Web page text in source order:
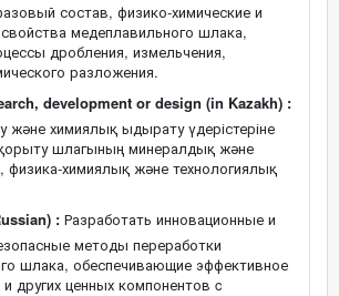
состав, физико-химические и
свойства медеплавильного шлака,
дробления, измельчения,
разложения.
development or design (in Kazakh) :
және химиялық ыдырату үдерістеріне
шлагының минералдық және
химиялық және технологиялық
: Разработать инновационные и
методы переработки
шлака, обеспечивающие эффективное
других ценных компонентов c